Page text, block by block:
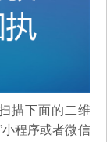
描下面的二维
小程序或者微信